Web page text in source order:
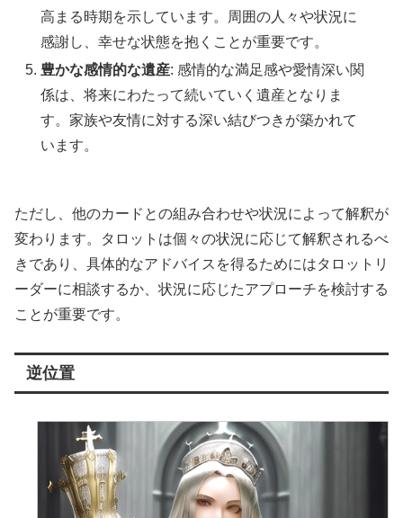
高まる時期を示しています。周囲の人々や状況に
感謝し、幸せな状態を抱くことが重要です。
豊かな感情的な遺産: 感情的な満足感や愛情深い関
係は、将来にわたって続いていく遺産となりま
す。家族や友情に対する深い結びつきが築かれて
います。
ただし、他のカードとの組み合わせや状況によって解釈が
変わります。タロットは個々の状況に応じて解釈されるべ
きであり、具体的なアドバイスを得るためにはタロットリ
ーダーに相談するか、状況に応じたアプローチを検討する
ことが重要です。
逆位置